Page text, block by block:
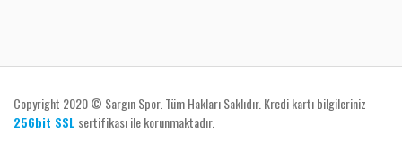
Copyright 2020 © Sargın Spor. Tüm Hakları Saklıdır. Kredi kartı bilgileriniz
256bit SSL sertifikası ile korunmaktadır.